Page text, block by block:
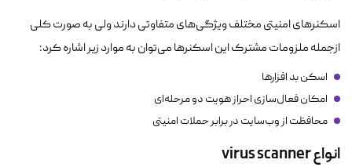
اسکنرهای امنیتی مختلف ویژگی‌های متفاوتی دارند ولی به صورت کلی
ازجمله ملزومات مشترک این اسکنرها می‌توان به موارد زیر اشاره کرد:
اسکن بد افزارها
امکان فعال‌سازی احراز هویت دو مرحله‌ای
محافظت از وب‌سایت در برابر حملات امنیتی
انواعvirus scanner